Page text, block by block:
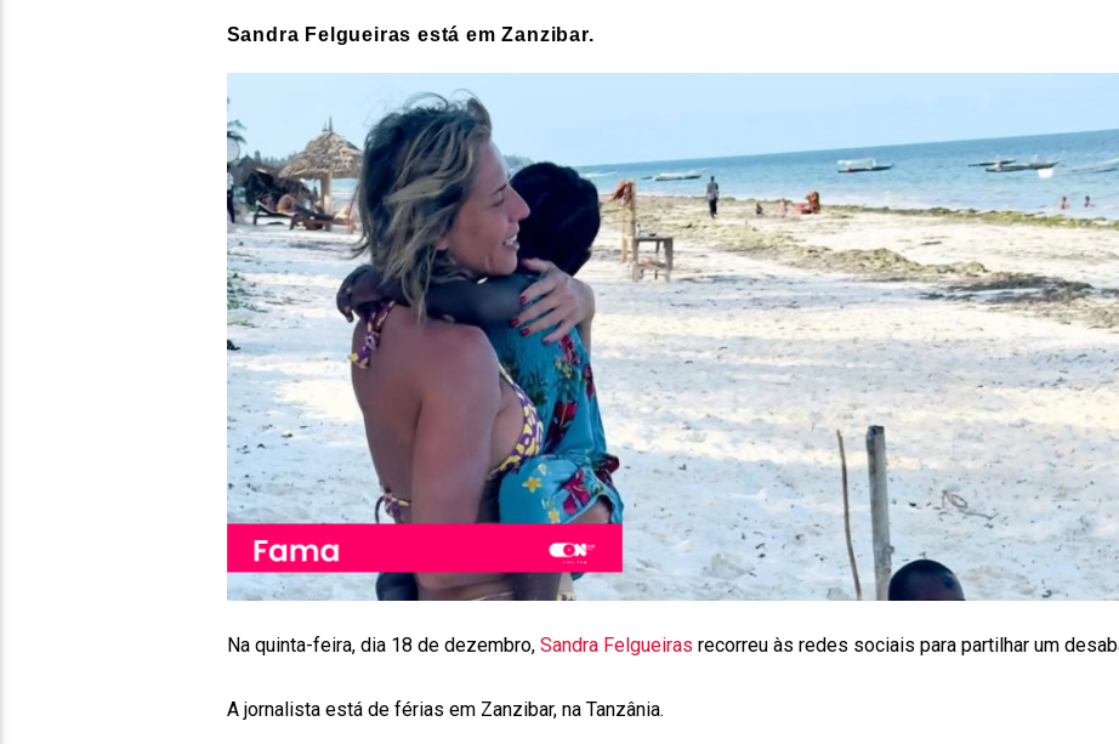
Sandra Felgueiras está em Zanzibar.
Na quinta-feira, dia 18 de dezembro, Sandra Felgueiras recorreu às redes sociais para partilhar um
A jornalista está de férias em Zanzibar, na Tanzânia.